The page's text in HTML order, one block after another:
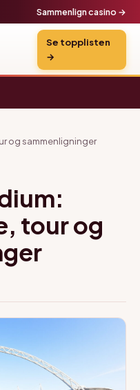
Sammenlign casino →
Se topplisten
→
og sammenligninger
tour og